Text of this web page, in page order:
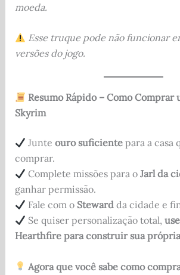
moeda.
Esse truque pode não funcionar
versões do jogo.
Resumo Rápido – Como Comprar
Skyrim
Junte ouro suficientepara a casa
comprar.
Complete missões para o Jarl da
ganhar permissão.
Fale com o Stewardda cidade e
Se quiser personalização total,
Hearthfire para construir sua
Agora que você sabe como